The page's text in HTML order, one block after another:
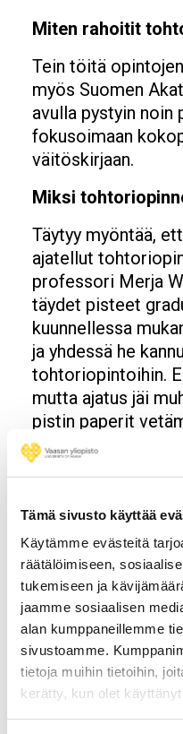
Tämä sivusto käyttää
Käytämme evästeitä
räätälöimiseen,
tukemiseen ja
jaamme sosiaalisen
alan kumppaneillemme
sivustoamme.
tietoja muihin tietoihin,
kerätty, kun olet
Miten rahoitit
Tein töitä
myös Suomen
avulla pystyin noin
fokusoimaan
väitöskirjaan.
Miksi
Täytyy myöntää,
ajatellut
professori Merja
täydet pisteet
kuunnellessa
ja yhdessä he
tohtoriopintoihin.
mutta ajatus jäi
pistin paperit
Yliopistoon. Eli
vaikka en sitä itse
ajatella.
Mitä haluat
sanoa/vinkata
harkitsevalle
Neuvoni
ottakaa opinnot
siitä ja tehkää